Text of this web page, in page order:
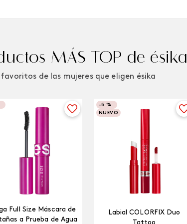
MÁS TOP de ésika
de las mujeres que eligen ésika
Full Size Máscara de
a Prueba de Agua
-5 %
NUEVO
Labial COLORFIX Duo